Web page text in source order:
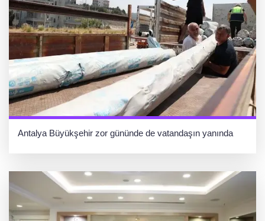
Antalya Büyükşehir zor gününde de vatandaşın yanında